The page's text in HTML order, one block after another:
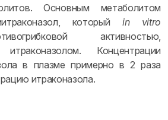
Основным метаболитом
который in
vitro
активностью,
Концентрации
в плазме примерно в 2 раза
итраконазола.